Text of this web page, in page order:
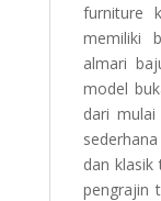
furniture
memiliki
almari
model
dari
dan klasik
pengrajin